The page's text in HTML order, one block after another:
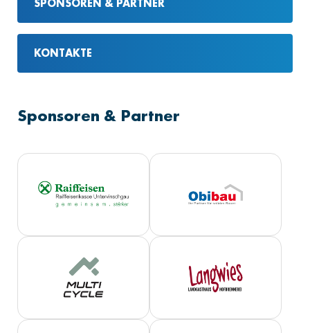
KONTAKTE
Sponsoren & Partner